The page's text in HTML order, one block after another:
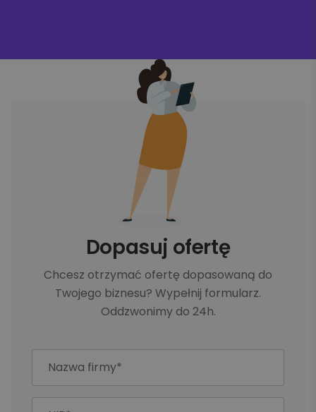
Dopasuj ofertę
Chcesz otrzymać ofertę dopasowaną do
Twojego biznesu? Wypełnij formularz.
Oddzwonimy do 24h.